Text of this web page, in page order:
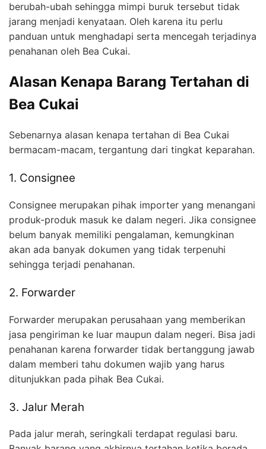
berubah-ubah sehingga mimpi buruk tersebut tidak
jarang menjadi kenyataan. Oleh karena itu perlu
panduan untuk menghadapi serta mencegah terjadinya
penahanan oleh Bea Cukai.
Alasan Kenapa Barang Tertahan di
Bea Cukai
Sebenarnya alasan kenapa tertahan di Bea Cukai
bermacam-macam, tergantung dari tingkat keparahan.
1. Consignee
Consignee merupakan pihak importer yang menangani
produk-produk masuk ke dalam negeri. Jika consignee
belum banyak memiliki pengalaman, kemungkinan
akan ada banyak dokumen yang tidak terpenuhi
sehingga terjadi penahanan.
2. Forwarder
Forwarder merupakan perusahaan yang memberikan
jasa pengiriman ke luar maupun dalam negeri. Bisa jadi
penahanan karena forwarder tidak bertanggung jawab
dalam memberi tahu dokumen wajib yang harus
ditunjukkan pada pihak Bea Cukai.
3. Jalur Merah
Pada jalur merah, seringkali terdapat regulasi baru.